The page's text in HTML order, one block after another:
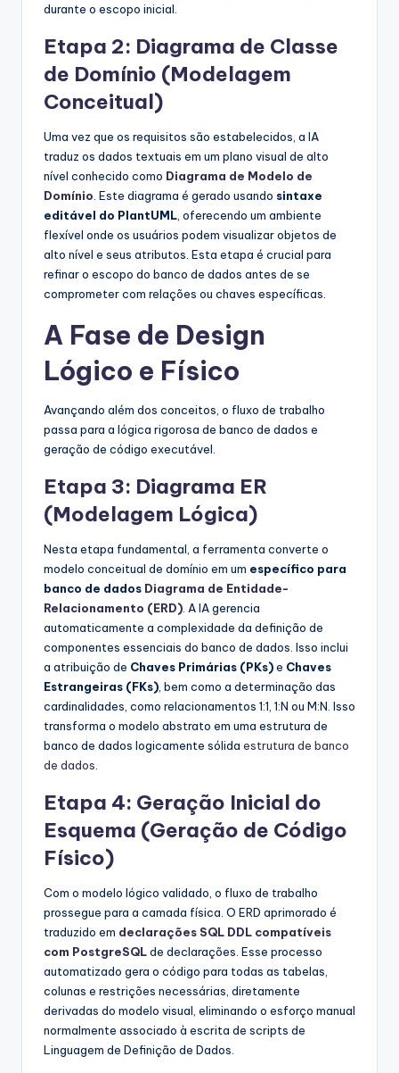
durante o escopo inicial.
Etapa 2: Diagrama de Classe
de Domínio (Modelagem
Conceitual)
Uma vez que os requisitos são estabelecidos, a IA
traduz os dados textuais em um plano visual de alto
nível conhecido como Diagrama de Modelo de
Domínio . Este diagrama é gerado usando sintaxe
editável do PlantUML , oferecendo um ambiente
flexível onde os usuários podem visualizar objetos de
alto nível e seus atributos. Esta etapa é crucial para
refinar o escopo do banco de dados antes de se
comprometer com relações ou chaves específicas.
A Fase de Design
Lógico e Físico
Avançando além dos conceitos, o fluxo de trabalho
passa para a lógica rigorosa de banco de dados e
geração de código executável.
Etapa 3: Diagrama ER
(Modelagem Lógica)
Nesta etapa fundamental, a ferramenta converte o
modelo conceitual de domínio em um específico para
banco de dados Diagrama de Entidade-
Relacionamento (ERD) . A IA gerencia
automaticamente a complexidade da definição de
componentes essenciais do banco de dados. Isso inclui
a atribuição de Chaves Primárias (PKs)e Chaves
Estrangeiras (FKs) , bem como a determinação das
cardinalidades, como relacionamentos 1:1, 1:N ou M:N. Isso
transforma o modelo abstrato em uma estrutura de
banco de dados logicamente sólida estrutura de banco
de dados
Etapa 4: Geração Inicial do
Esquema (Geração de Código
Físico)
Com o modelo lógico validado, o fluxo de trabalho
prossegue para a camada física. O ERD aprimorado é
traduzido em declarações SQL DDL compatíveis
com PostgreSQLde declarações. Esse processo
automatizado gera o código para todas as tabelas,
colunas e restrições necessárias, diretamente
derivadas do modelo visual, eliminando o esforço manual
normalmente associado à escrita de scripts de
Linguagem de Definição de Dados.